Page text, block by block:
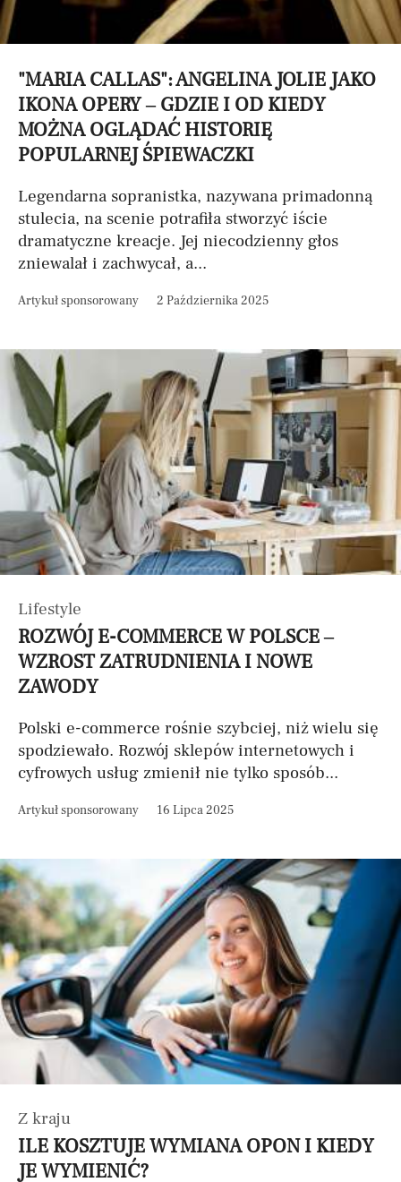
"MARIA CALLAS": ANGELINA JOLIE JAKO
IKONA OPERY – GDZIE I OD KIEDY
MOŻNA OGLĄDAĆ HISTORIĘ
POPULARNEJ ŚPIEWACZKI
Legendarna sopranistka, nazywana primadonną
stulecia, na scenie potrafiła stworzyć iście
dramatyczne kreacje. Jej niecodzienny głos
zniewalał i zachwycał, a...
Artykuł sponsorowany 2 Października 2025
Lifestyle
ROZWÓJ E-COMMERCE W POLSCE –
WZROST ZATRUDNIENIA I NOWE
ZAWODY
Polski e-commerce rośnie szybciej, niż wielu się
spodziewało. Rozwój sklepów internetowych i
cyfrowych usług zmienił nie tylko sposób...
Artykuł sponsorowany 16 Lipca 2025
Z kraju
ILE KOSZTUJE WYMIANA OPON I KIEDY
JE WYMIENIĆ?